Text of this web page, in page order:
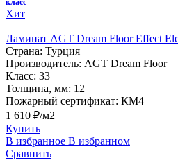
Хит
Ламинат AGT Dream Floor Effect
Страна: Турция
Производитель: AGT Dream Floor
Класс: 33
Толщина, мм: 12
Пожарный сертификат: КМ4
1 610 ₽/м2
Купить
В избранное В избранном
Сравнить